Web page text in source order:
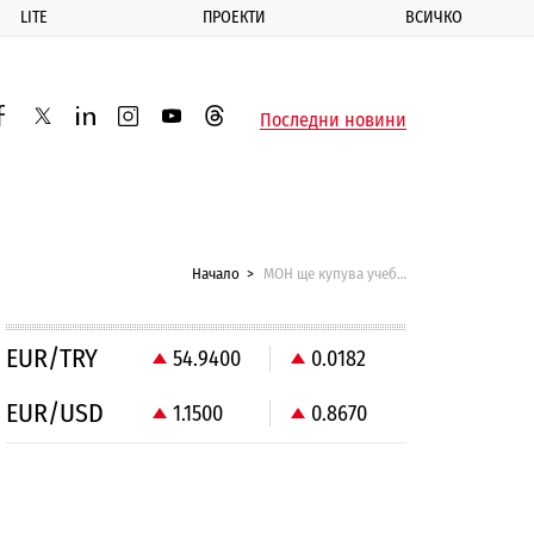
LITE ПРОЕКТИ ВСИЧКО
twitterlinkedininstagram
youtubethreadsПоследни новини
Начало МОН ще купува учебници и за частните училища и градини
EUR/TRY 54.9400 0.0182
EUR/USD 1.1500 0.8670